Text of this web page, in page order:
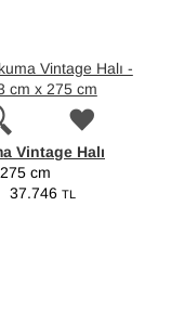
Vintage Halı
cm
37.746 TL